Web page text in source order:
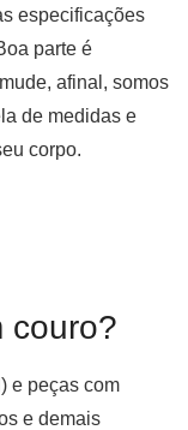
especificações
parte é
afinal, somos
de medidas e
corpo.
couro?
e peças com
e demais